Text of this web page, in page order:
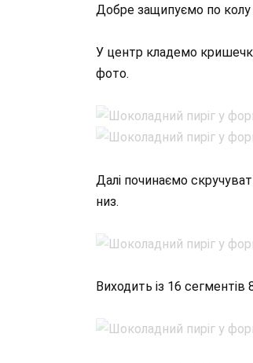
Добре защипуємо по
У центр кладемо
фото.
Далі починаємо
низ.
Виходить із 16 сегментів